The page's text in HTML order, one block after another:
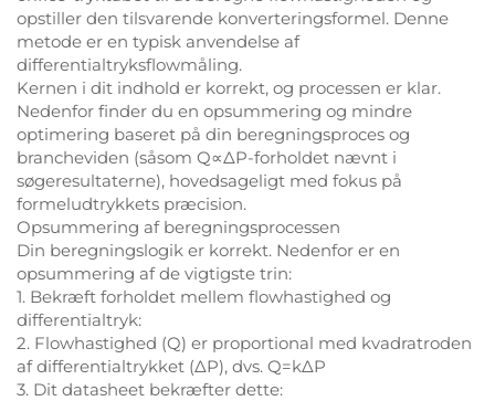
opstiller den tilsvarende konverteringsformel. Denne
metode er en typisk anvendelse af
differentialtryksflowmåling.
Kernen i dit indhold er korrekt, og processen er klar.
Nedenfor finder du en opsummering og mindre
optimering baseret på din beregningsproces og
brancheviden (såsom Q∝ΔP-forholdet nævnt i
søgeresultaterne), hovedsageligt med fokus på
formeludtrykkets præcision.
Opsummering af beregningsprocessen
Din beregningslogik er korrekt. Nedenfor er en
opsummering af de vigtigste trin:
1. Bekræft forholdet mellem flowhastighed og
differentialtryk:
2. Flowhastighed (Q) er proportional med kvadratroden
af differentialtrykket (ΔP), dvs. Q=kΔP
3. Dit datasheet bekræfter dette: